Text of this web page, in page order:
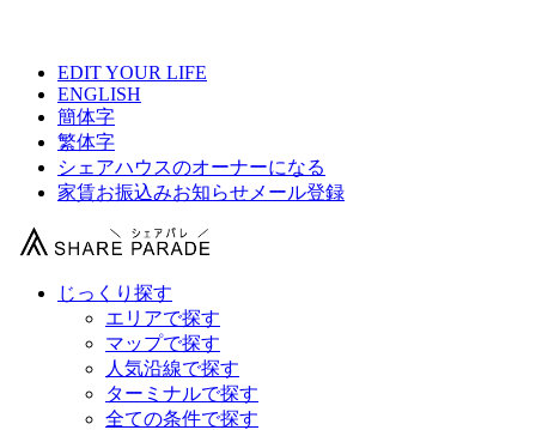
EDIT YOUR LIFE
ENGLISH
簡体字
繁体字
シェアハウスのオーナーになる
家賃お振込みお知らせメール登録
じっくり探す
エリアで探す
マップで探す
人気沿線で探す
ターミナルで探す
全ての条件で探す